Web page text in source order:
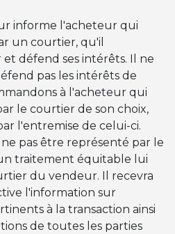
informe l'acheteur qui
un courtier, qu'il
défend ses intérêts. Il ne
pas les intérêts de
à l'acheteur qui
le courtier de son choix,
l'entremise de celui-ci.
pas être représenté par le
traitement équitable lui
du vendeur. Il recevra
l'information sur
à la transaction ainsi
de toutes les parties